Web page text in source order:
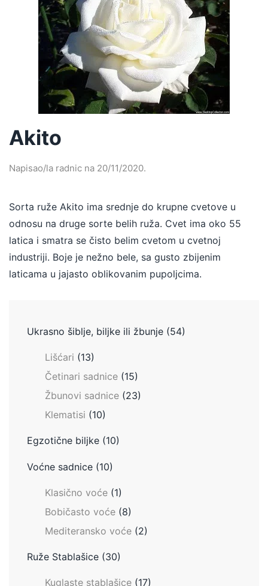
Akito
Napisao/la radnic na 20/11/2020.
Sorta ruže Akito ima srednje do krupne cvetove u
odnosu na druge sorte belih ruža. Cvet ima oko 55
latica i smatra se čisto belim cvetom u cvetnoj
industriji. Boje je nežno bele, sa gusto zbijenim
laticama u jajasto oblikovanim pupoljcima.
Ukrasno šiblje, biljke ili žbunje (54)
Lišćari (13)
Četinari sadnice (15)
Žbunovi sadnice (23)
Klematisi (10)
Egzotične biljke (10)
Voćne sadnice (10)
Klasično voće (1)
Bobičasto voće (8)
Mediteransko voće (2)
Ruže Stablašice (30)
Kuglaste stablašice (17)